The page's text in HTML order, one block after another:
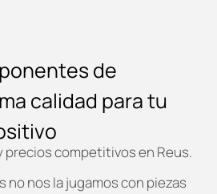
de
calidad para tu
precios competitivos en Reus.
no nos la jugamos con piezas